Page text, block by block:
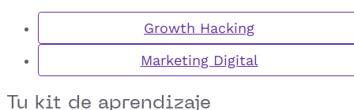
Growth Hacking
Marketing Digital
Tu kit de aprendizaje